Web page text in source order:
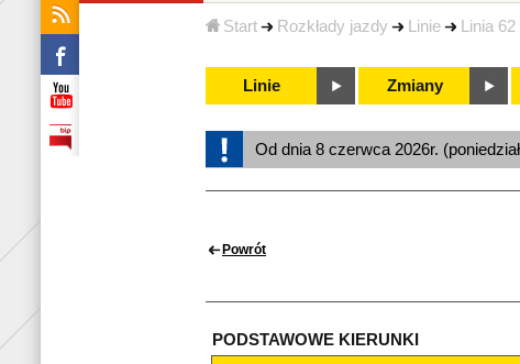
Start Rozkłady jazdy Linie Linia 62
Linie Zmiany
Od dnia 8 czerwca 2026r.
Powrót
PODSTAWOWE KIERUNKI